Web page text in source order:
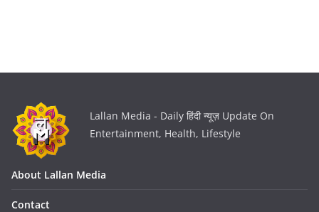
Lallan Media - Daily हिंदी न्यूज़ Update On
Entertainment, Health, Lifestyle
About Lallan Media
Contact